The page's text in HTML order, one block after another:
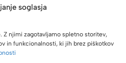
soglasja
Z njimi zagotavljamo spletno storitev,
in funkcionalnosti, ki jih brez piškotkov
(4,8/5)
dostave, poštenih cen in velike